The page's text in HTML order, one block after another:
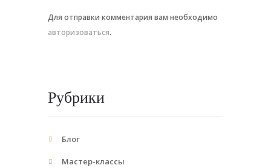
Для отправки комментария вам необходимо
авторизоваться.
Рубрики
Блог
Мастер-классы